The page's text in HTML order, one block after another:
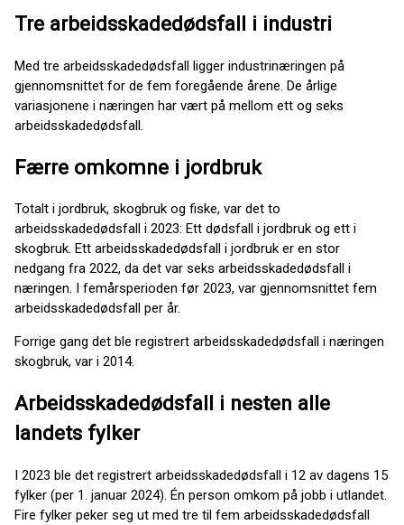
Tre arbeidsskadedødsfall i industri
Med tre arbeidsskadedødsfall ligger industrinæringen på
gjennomsnittet for de fem foregående årene. De årlige
variasjonene i næringen har vært på mellom ett og seks
arbeidsskadedødsfall.
Færre omkomne i jordbruk
Totalt i jordbruk, skogbruk og fiske, var det to
arbeidsskadedødsfall i 2023: Ett dødsfall i jordbruk og ett i
skogbruk. Ett arbeidsskadedødsfall i jordbruk er en stor
nedgang fra 2022, da det var seks arbeidsskadedødsfall i
næringen. I femårsperioden før 2023, var gjennomsnittet fem
arbeidsskadedødsfall per år.
Forrige gang det ble registrert arbeidsskadedødsfall i næringen
skogbruk, var i 2014.
Arbeidsskadedødsfall i nesten alle
landets fylker
I 2023 ble det registrert arbeidsskadedødsfall i 12 av dagens 15
fylker (per 1. januar 2024). Én person omkom på jobb i utlandet.
Fire fylker peker seg ut med tre til fem arbeidsskadedødsfall